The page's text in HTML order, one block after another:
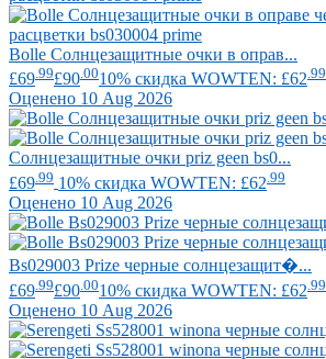
Bolle Солнцезащитные очки в оправ...
£69.99£90.0010% скидка WOWTEN: £62.99
Оценено 10 Aug 2026
Солнцезащитные очки priz geen bs0...
£69 .99 10% скидка WOWTEN: £62 .99
Оценено 10 Aug 2026
Bs029003 Prize черные солнцезащит�...
£69 .99£90 .0010% скидка WOWTEN: £62 .99
Оценено 10 Aug 2026